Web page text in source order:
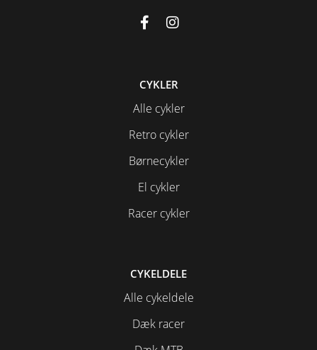
CYKLER
Alle cykler
Retro cykler
Børnecykler
El cykler
Racer cykler
CYKELDELE
Alle cykeldele
Dæk racer